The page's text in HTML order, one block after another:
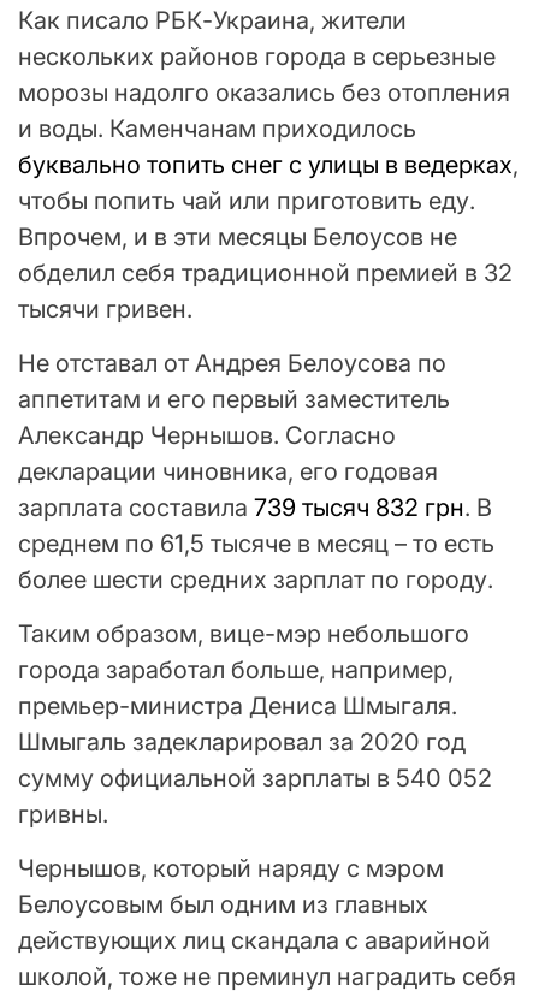
Как писало РБК-Украина, жители
нескольких районов города в серьезные
морозы надолго оказались без отопления
и воды. Каменчанам приходилось
буквально топить снег с улицы в ведерках,
чтобы попить чай или приготовить еду.
Впрочем, и в эти месяцы Белоусов не
обделил себя традиционной премией в 32
тысячи гривен.
Не отставал от Андрея Белоусова по
аппетитам и его первый заместитель
Александр Чернышов. Согласно
декларации чиновника, его годовая
зарплата составила 739 тысяч 832 грн. В
среднем по 61,5 тысяче в месяц – то есть
более шести средних зарплат по городу.
Таким образом, вице-мэр небольшого
города заработал больше, например,
премьер-министра Дениса Шмыгаля.
Шмыгаль задекларировал за 2020 год
сумму официальной зарплаты в 540 052
гривны.
Чернышов, который наряду с мэром
Белоусовым был одним из главных
действующих лиц скандала с аварийной
школой, тоже не преминул наградить себя